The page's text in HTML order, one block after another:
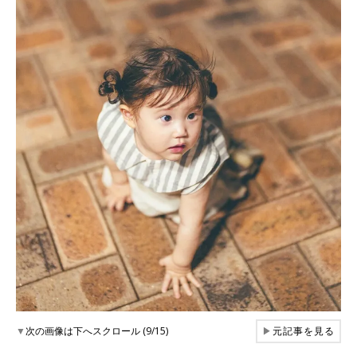
▼次の画像は下へスクロール (9/15) ▶元記事を見る